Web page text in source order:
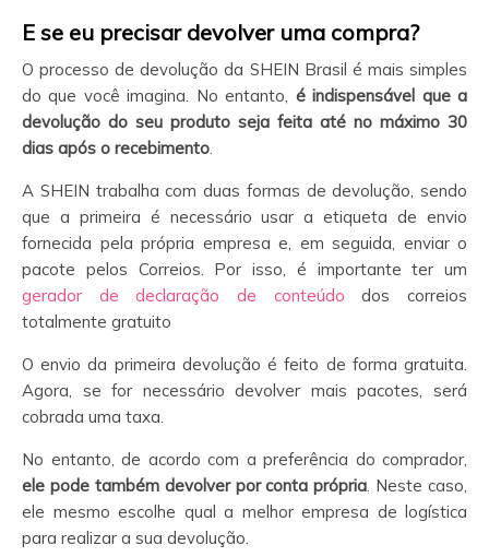
E se eu precisar devolver uma compra?
O processo de devolução da SHEIN Brasil é mais simples
do que você imagina. No entanto, é indispensável que a
devolução do seu produto seja feita até no máximo 30
dias após o recebimento
A SHEIN trabalha com duas formas de devolução, sendo
que a primeira é necessário usar a etiqueta de envio
fornecida pela própria empresa e, em seguida, enviar o
pacote pelos Correios. Por isso, é importante ter um
gerador de declaração de conteúdo dos correios
totalmente gratuito
O envio da primeira devolução é feito de forma gratuita.
Agora, se for necessário devolver mais pacotes, será
cobrada uma taxa.
No entanto, de acordo com a preferência do comprador,
ele pode também devolver por conta própria . Neste caso,
ele mesmo escolhe qual a melhor empresa de logística
para realizar a sua devolução.